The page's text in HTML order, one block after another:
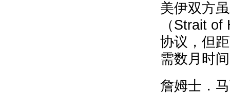
美伊双方
（Strait
协议，但
需数月时
詹姆士．